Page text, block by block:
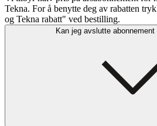
Tekna. For å benytte deg av rabatten
og Tekna rabatt" ved bestilling.
Kan jeg avslutte